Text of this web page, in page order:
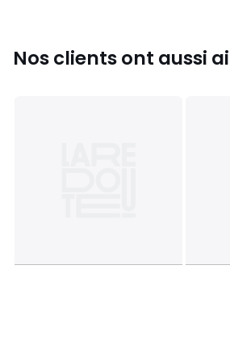
• Hauteur : 2,1 cm
Nos clients ont aussi